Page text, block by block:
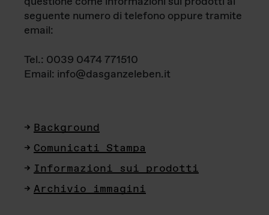
seguente numero di telefono oppure tramite
email:
Tel.: 0039 0474 771510
Email: info@dasganzeleben.it
Background
Comunicati Stampa
Informazioni sui prodotti
Archivio immagini